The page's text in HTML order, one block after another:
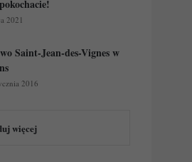
2021
Saint-Jean-des-Vignes w
2016
więcej